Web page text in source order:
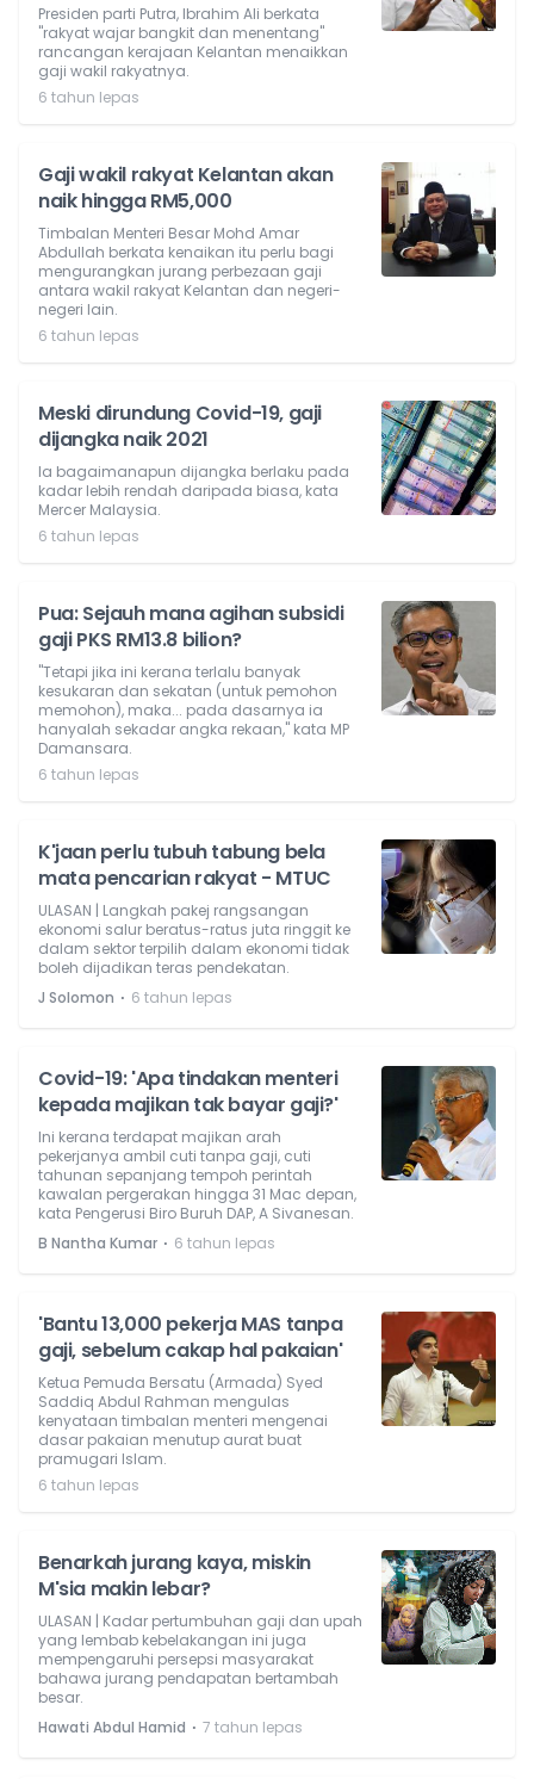
Presiden parti Putra, Ibrahim Ali berkata
"rakyat wajar bangkit dan menentang"
rancangan kerajaan Kelantan menaikkan
gaji wakil rakyatnya.
6 tahun lepas
Gaji wakil rakyat Kelantan akan
naik hingga RM5,000
Timbalan Menteri Besar Mohd Amar
Abdullah berkata kenaikan itu perlu bagi
mengurangkan jurang perbezaan gaji
antara wakil rakyat Kelantan dan negeri-
negeri lain.
6 tahun lepas
Meski dirundung Covid-19, gaji
dijangka naik 2021
Ia bagaimanapun dijangka berlaku pada
kadar lebih rendah daripada biasa, kata
Mercer Malaysia.
6 tahun lepas
Pua: Sejauh mana agihan subsidi
gaji PKS RM13.8 bilion?
"Tetapi jika ini kerana terlalu banyak
kesukaran dan sekatan (untuk pemohon
memohon), maka... pada dasarnya ia
hanyalah sekadar angka rekaan," kata MP
Damansara.
6 tahun lepas
K'jaan perlu tubuh tabung bela
mata pencarian rakyat - MTUC
ULASAN | Langkah pakej rangsangan
ekonomi salur beratus-ratus juta ringgit ke
dalam sektor terpilih dalam ekonomi tidak
boleh dijadikan teras pendekatan.
J Solomon ⋅ 6 tahun lepas
Covid-19: 'Apa tindakan menteri
kepada majikan tak bayar gaji?'
Ini kerana terdapat majikan arah
pekerjanya ambil cuti tanpa gaji, cuti
tahunan sepanjang tempoh perintah
kawalan pergerakan hingga 31 Mac depan,
kata Pengerusi Biro Buruh DAP, A Sivanesan.
B Nantha Kumar ⋅ 6 tahun lepas
'Bantu 13,000 pekerja MAS tanpa
gaji, sebelum cakap hal pakaian'
Ketua Pemuda Bersatu (Armada) Syed
Saddiq Abdul Rahman mengulas
kenyataan timbalan menteri mengenai
dasar pakaian menutup aurat buat
pramugari Islam.
6 tahun lepas
Benarkah jurang kaya, miskin
M'sia makin lebar?
ULASAN | Kadar pertumbuhan gaji dan upah
yang lembab kebelakangan ini juga
mempengaruhi persepsi masyarakat
bahawa jurang pendapatan bertambah
besar.
Hawati Abdul Hamid ⋅ 7 tahun lepas